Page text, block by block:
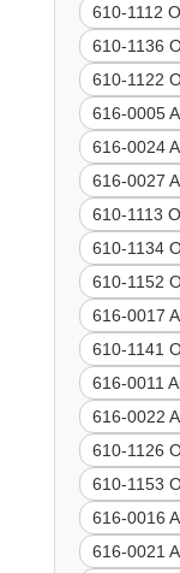
610-1112
610-1136
610-1122
616-0005
616-0024
616-0027
610-1113
610-1134
610-1152
616-0017
610-1141
616-0011
616-0022
610-1126
610-1153
616-0016
616-0021